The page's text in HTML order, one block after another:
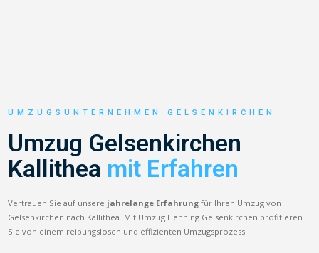
UMZUGSUNTERNEHMEN GELSENKIRCHEN
Umzug Gelsenkirchen
Kallithea mit Erfahren
Vertrauen Sie auf unsere jahrelange Erfahrung für Ihren Umzug von
Gelsenkirchen nach Kallithea. Mit Umzug Henning Gelsenkirchen profitieren
Sie von einem reibungslosen und effizienten Umzugsprozess.